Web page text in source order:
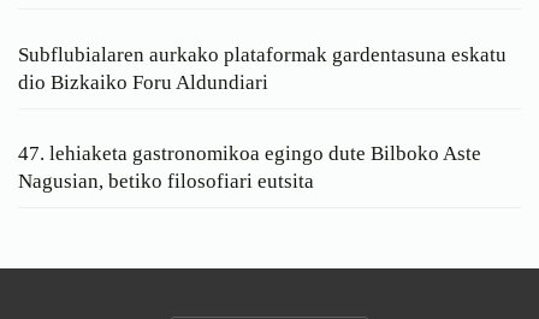
Subflubialaren aurkako plataformak gardentasuna eskatu
dio Bizkaiko Foru Aldundiari
47. lehiaketa gastronomikoa egingo dute Bilboko Aste
Nagusian, betiko filosofiari eutsita